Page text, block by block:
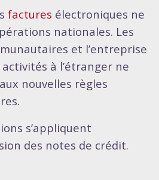
factures électroniques ne
nationales. Les
et l’entreprise
à l’étranger ne
nouvelles règles
s’appliquent
des notes de crédit.